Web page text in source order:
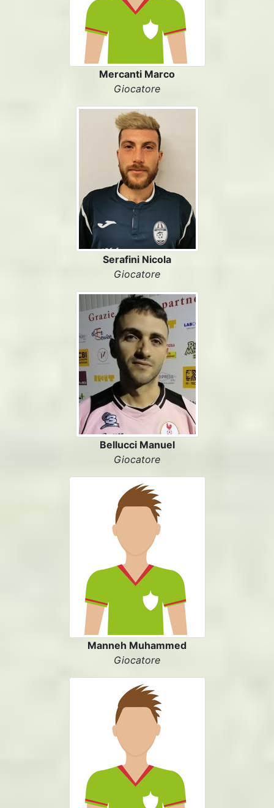
Mercanti Marco
Giocatore
Serafini Nicola
Giocatore
Bellucci Manuel
Giocatore
Manneh Muhammed
Giocatore